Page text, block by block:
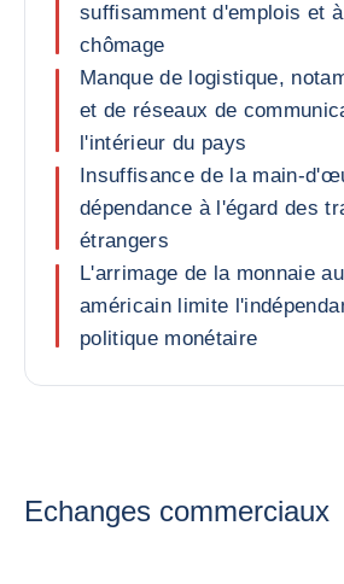
suffisamment d'emplois et
chômage
Manque de logistique,
et de réseaux de
l'intérieur du pays
Insuffisance de la main-
dépendance à l'égard des
étrangers
L'arrimage de la monnaie
américain limite
politique monétaire
Echanges commerciaux